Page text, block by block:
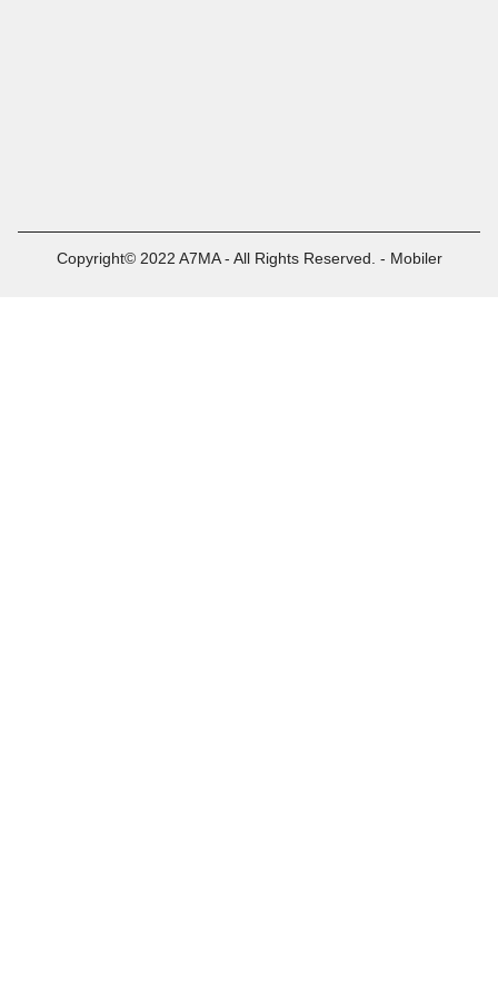
Copyright© 2022 A7MA - All Rights Reserved. - Mobiler